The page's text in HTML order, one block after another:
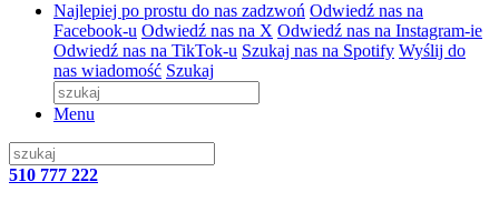
Najlepiej po prostu do nas zadzwoń Odwiedź nas na
Facebook-u Odwiedź nas na X Odwiedź nas na Instagram-ie
Odwiedź nas na TikTok-u Szukaj nas na Spotify Wyślij do
nas wiadomość Szukaj
Menu
510 777 222